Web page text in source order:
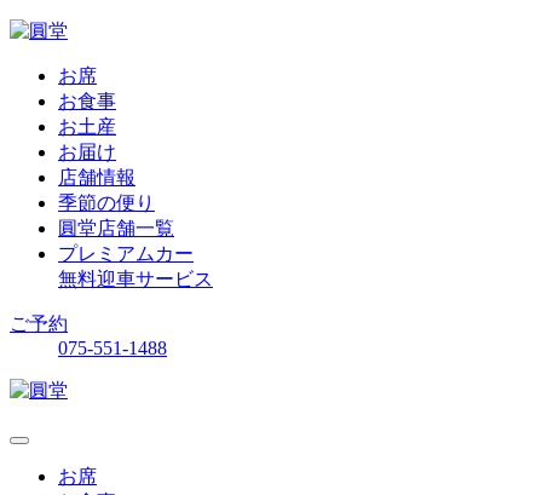
お席
お食事
お土産
お届け
店舗情報
季節の便り
圓堂店舗一覧
プレミアムカー
無料迎車サービス
ご予約
075-551-1488
お席